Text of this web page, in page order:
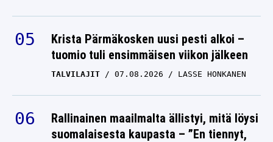
Krista Pärmäkosken uusi pesti alkoi –
tuomio tuli ensimmäisen viikon jälkeen
TALVILAJIT 07.08.2026 LASSE HONKANEN
Rallinainen maailmalta ällistyi, mitä löysi
suomalaisesta kaupasta – ”En tiennyt,